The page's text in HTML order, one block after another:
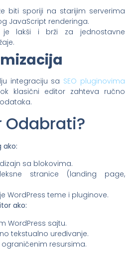
biti sporiji na starijim serverima
JavaScript renderinga.
je lakši i brži za jednostavne
integraciju sa SEO pluginovima
klasični editor zahteva ručno
Odabrati?
ako:
sa blokovima.
stranice (landing page,
WordPress teme i pluginove.
ako:
WordPress sajtu.
tekstualno uređivanje.
resursima.